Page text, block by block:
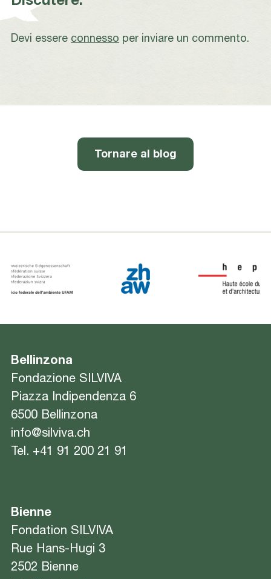
Devi essere connesso per inviare un commento.
Tornare al blog
Bellinzona
Fondazione SILVIVA
Piazza Indipendenza 6
6500 Bellinzona
info@silviva.ch
Tel. +41 91 200 21 91
Bienne
Fondation SILVIVA
Rue Hans-Hugi 3
2502 Bienne